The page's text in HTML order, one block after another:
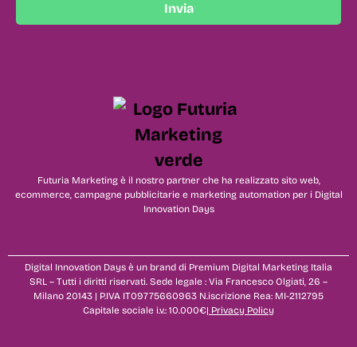
Invia
Futuria Marketing è il nostro partner che ha realizzato sito web,
ecommerce, campagne pubblicitarie e marketing automation per i Digital
Innovation Days
Digital Innovation Days è un brand di Premium Digital Marketing Italia
SRL – Tutti i diritti riservati. Sede legale : Via Francesco Olgiati, 26 –
Milano 20143 | P.IVA IT09775660963 N.iscrizione Rea: MI-2112795
Capitale sociale i.v.: 10.000€| Privacy Policy